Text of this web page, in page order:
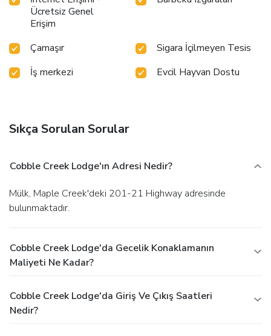
Ücretsiz Genel
Erişim
Çamaşır
Sigara İçilmeyen Tesis
İş merkezi
Evcil Hayvan Dostu
Sıkça Sorulan Sorular
Cobble Creek Lodge'ın Adresi Nedir?
Mülk, Maple Creek'deki 201-21 Highway adresinde
bulunmaktadır.
Cobble Creek Lodge'da Gecelik Konaklamanın
Maliyeti Ne Kadar?
Cobble Creek Lodge'da Giriş Ve Çıkış Saatleri
Nedir?